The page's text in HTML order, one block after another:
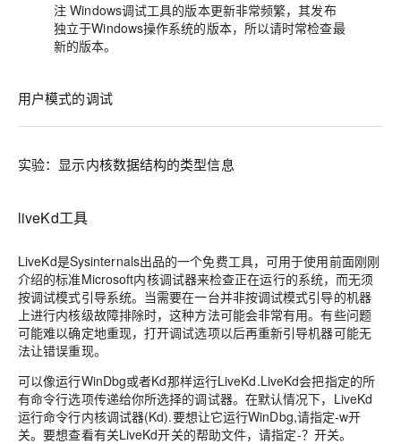
注 Windows调试工具的版本更新非常频繁，其发布
独立于Windows操作系统的版本，所以请时常检查最
新的版本。
用户模式的调试
实验：显示内核数据结构的类型信息
liveKd工具
LiveKd是Sysinternals出品的一个免费工具，可用于使用前面刚刚
介绍的标准Microsoft内核调试器来检查正在运行的系统，而无须
按调试模式引导系统。当需要在一台并非按调试模式引导的机器
上进行内核级故障排除时，这种方法可能会非常有用。有些问题
可能难以确定地重现，打开调试选项以后再重新引导机器可能无
法让错误重现。
可以像运行WinDbg或者Kd那样运行LiveKd.LiveKd会把指定的所
有命令行选项传递给你所选择的调试器。在默认情况下，LiveKd
运行命令行内核调试器(Kd).要想让它运行WinDbg,请指定-w开
关。要想查看有关LiveKd开关的帮助文件，请指定-？开关。